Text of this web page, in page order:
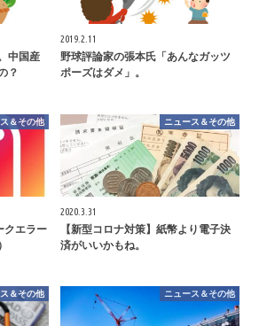
中国産
？
2019.2.11
野球評論家の張本氏「あんなガッツ
ポーズはダメ」。
＆その他
クエラー
ニュース＆その他
2020.3.31
【新型コロナ対策】紙幣より電子決
済がいいかもね。
＆その他 ニュース＆その他